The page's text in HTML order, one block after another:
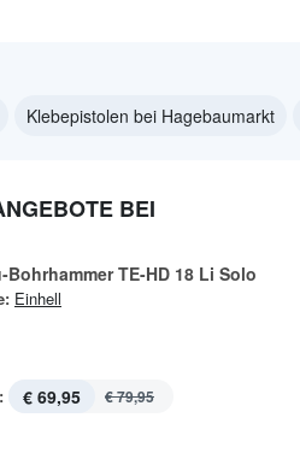
Klebepistolen bei Hagebaumarkt
BEI
Bohrhammer TE-HD 18 Li Solo
Einhell
€ 69,95 € 79,95